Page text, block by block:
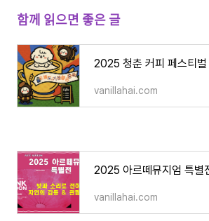
함께 읽으면 좋은 글
vanillahai.com
vanillahai.com